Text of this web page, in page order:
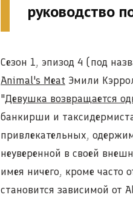
руководство
Сезон 1, эпизод 4 (под
Animal's Meat Эмили
"Девушка возвращается
банкирши и
привлекательных,
неуверенной в своей
имея ничего, кроме часто
становится зависимой от